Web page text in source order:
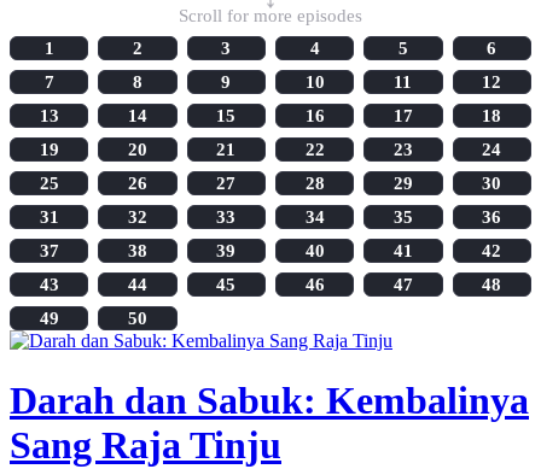
Scroll for more episodes
1
2 3 4 5
6
7
8 9 10 11
12
13
14 15 16 17
18
19
20 21 22 23
24
25
26 27 28 29
30
31
32 33 34 35
36
37
38 39 40 41
42
43
44 45 46 47
48
49
50
Darah dan Sabuk: Kembalinya
Sang Raja Tinju